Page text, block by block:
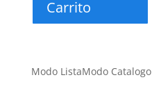
Carrito
Modo ListaModo Catalogo